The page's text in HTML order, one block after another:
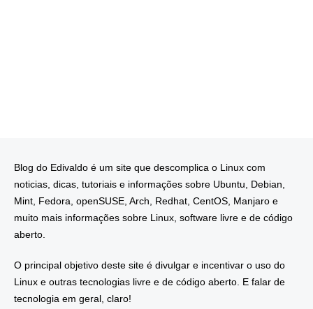
Blog do Edivaldo é um site que descomplica o Linux com
noticias, dicas, tutoriais e informações sobre Ubuntu, Debian,
Mint, Fedora, openSUSE, Arch, Redhat, CentOS, Manjaro e
muito mais informações sobre Linux, software livre e de código
aberto.
O principal objetivo deste site é divulgar e incentivar o uso do
Linux e outras tecnologias livre e de código aberto. E falar de
tecnologia em geral, claro!